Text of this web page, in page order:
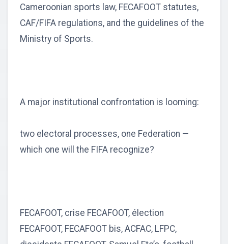
Cameroonian sports law, FECAFOOT statutes,
CAF/FIFA regulations, and the guidelines of the
Ministry of Sports.
A major institutional confrontation is looming:
two electoral processes, one Federation —
which one will the FIFA recognize?
FECAFOOT, crise FECAFOOT, élection
FECAFOOT, FECAFOOT bis, ACFAC, LFPC,